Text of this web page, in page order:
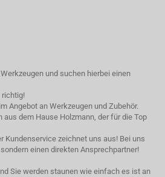
und suchen hierbei einen
richtig!
Angebot an Werkzeugen und Zubehör.
aus dem Hause Holzmann, der für die Top
Kundenservice zeichnet uns aus! Bei uns
einen direkten Ansprechpartner!
Sie werden staunen wie einfach es ist an